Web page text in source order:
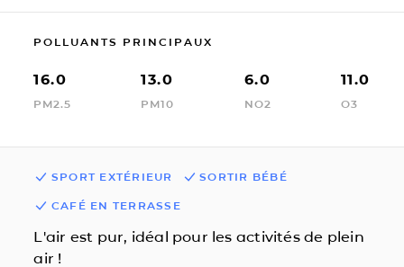
POLLUANTS PRINCIPAUX
16.0
PM2.5
13.0
PM10
6.0
NO2
11.0
O3
SPORT EXTÉRIEUR SORTIR BÉBÉ
CAFÉ EN TERRASSE
L'air est pur, idéal pour les activités de plein
air !